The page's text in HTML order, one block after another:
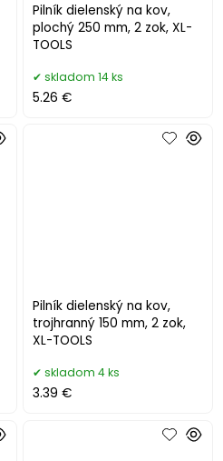
Pilník dielenský na kov,
plochý 250 mm, 2 zok, XL-
TOOLS
skladom 14 ks
5.26 €
Pilník dielenský na kov,
trojhranný 150 mm, 2 zok,
XL-TOOLS
skladom 4 ks
3.39 €